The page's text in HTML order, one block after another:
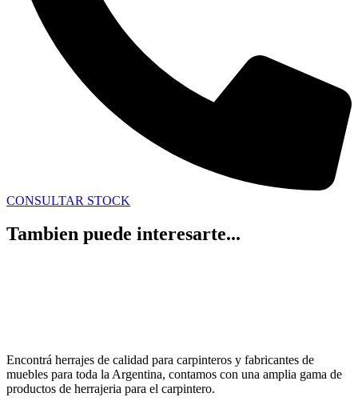
CONSULTAR STOCK
Tambien puede interesarte...
Encontrá herrajes de calidad para carpinteros y fabricantes de
muebles para toda la Argentina, contamos con una amplia gama de
productos de herrajeria para el carpintero.